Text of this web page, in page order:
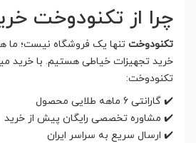
چرا از تکنودوخت
تکنودوخت تنها یک فروشگاه نیست؛ ما
خرید تجهیزات خیاطی هستیم. با خرید
تکنودوخت:
✔️ گارانتی 6 ماهه طلایی محصول
✔️ مشاوره تخصصی رایگان پیش از خرید
✔️ ارسال سریع به سراسر ایران